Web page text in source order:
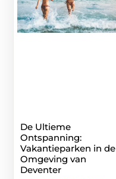
De Ultieme
Ontspanning:
Vakantieparken in de
Omgeving van
Deventer